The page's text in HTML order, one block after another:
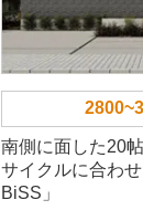
南側に面した20
サイクルに合わ
BiSS」